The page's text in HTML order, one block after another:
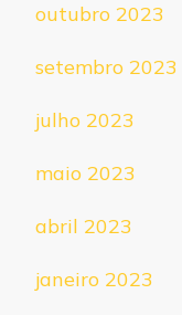
outubro 2023
setembro 2023
julho 2023
maio 2023
abril 2023
janeiro 2023